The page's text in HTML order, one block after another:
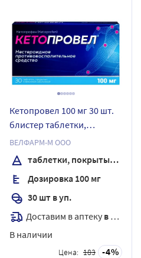
Кетопровел 100 мг 30 шт.
блистер таблетки,
покрытые пленочной
оболочкой
ВЕЛФАРМ-М ООО
таблетки, покрытые пленочной оболочкой
Дозировка 100 мг
30 шт в уп.
Доставим в аптеку в течение 7 дней
В наличии
Цена: 183 4